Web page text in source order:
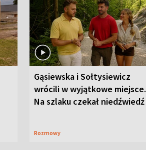
Gąsiewska i Sołtysiewicz
wrócili w wyjątkowe miejsce.
Na szlaku czekał niedźwiedź
Rozmowy